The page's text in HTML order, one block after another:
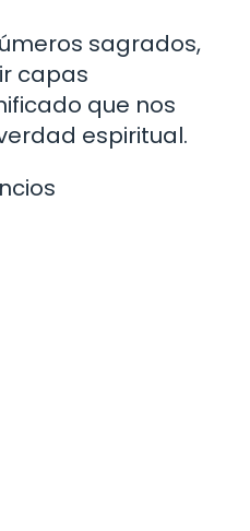
sagrados,
capas
que nos
espiritual.